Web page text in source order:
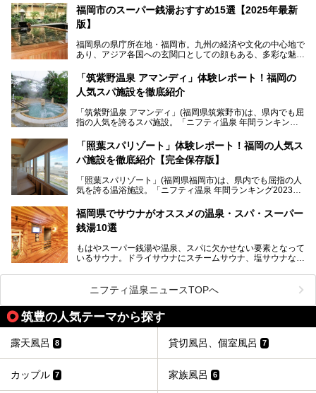
す。
「ふだん着の温泉 鶴は千年」は、吉井温泉にある日帰り入
住民や温泉ファンに愛され続けています。今回は筆者自ら日
帰り入浴し、自慢の温泉を中心に詳細レビューします！
福岡市のスーパー銭湯おすすめ15選【2025年最新
版】
福岡県の県庁所在地・福岡市。九州の経済や文化の中心地で
あり、アジア各国への玄関口としての顔もある、多彩な魅力
そんな福岡市は、スーパー銭湯も多種多彩。玄界灘を眺めら
れるリゾート気分満点のスーパー銭湯から、繁華街近くのレ
いスーパー銭湯を一挙ご紹介します。
「筑紫野温泉 アマンディ」体験レポート！福岡の
人気スパ施設を徹底紹介
「筑紫野温泉 アマンディ」(福岡県筑紫野市)は、県内でも屈
指の人気を誇るスパ施設。「ニフティ温泉 年間ランキング2
入浴客で賑わっています。
そこで今回は、ニフティ温泉ライターである筆者が現地訪
ーム・併設するレストランを体験し、それらの全貌を徹底紹
介します！
「照葉スパリゾート」体験レポート！福岡の人気ス
パ施設を徹底紹介【完全保存版】
「照葉スパリゾート」(福岡県福岡市)は、県内でも屈指の人
気を誇る温浴施設。「ニフティ温泉 年間ランキング2023」
常連客で賑わっています。
そこで今回は、ニフティ温泉ライターである筆者が現地体
ューズメント・宿泊施設・グルメ・その他施設まで、多彩な
る全貌と魅力を徹底紹介します！
福岡県でサウナがオススメの温泉・スパ・スーパー
銭湯10選
もはやスーパー銭湯や温泉、スパに欠かせない要素となって
いるサウナ。ドライサウナにスチームサウナ、塩サウナな
ペース、ロウリュウなど、心ゆくまで楽しむためのサービス
が充実した施設も多くみられます。
今回はそんなサウナにこだわった、福岡県内のオススメ温
泉・銭湯・スパを10件紹介したいと思います！
ニフティ温泉ニュースTOPへ
筑豊の人気テーマから探す
露天風呂 8 貸切風呂、個室風呂 7
カップル 7 家族風呂 6